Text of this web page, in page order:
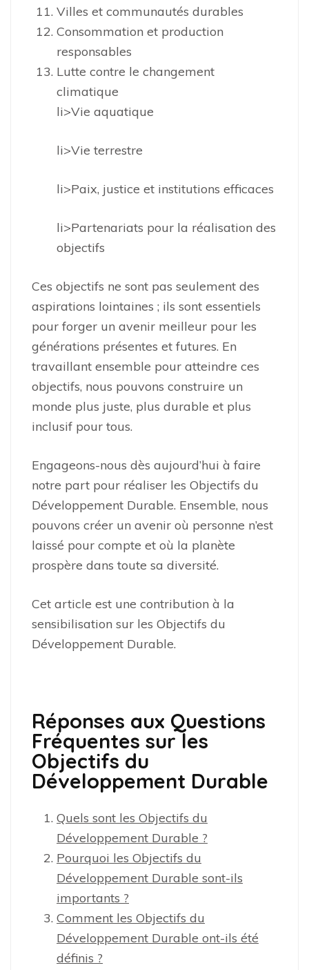
Villes et communautés durables
Consommation et production
responsables
Lutte contre le changement
climatique
li>Vie aquatique
li>Vie terrestre
li>Paix, justice et institutions efficaces
li>Partenariats pour la réalisation des
objectifs
Ces objectifs ne sont pas seulement des
aspirations lointaines ; ils sont essentiels
pour forger un avenir meilleur pour les
générations présentes et futures. En
travaillant ensemble pour atteindre ces
objectifs, nous pouvons construire un
monde plus juste, plus durable et plus
inclusif pour tous.
Engageons-nous dès aujourd’hui à faire
notre part pour réaliser les Objectifs du
Développement Durable. Ensemble, nous
pouvons créer un avenir où personne n’est
laissé pour compte et où la planète
prospère dans toute sa diversité.
Cet article est une contribution à la
sensibilisation sur les Objectifs du
Développement Durable.
Réponses aux Questions
Fréquentes sur les
Objectifs du
Développement Durable
Quels sont les Objectifs du
Développement Durable ?
Pourquoi les Objectifs du
Développement Durable sont-ils
importants ?
Comment les Objectifs du
Développement Durable ont-ils été
définis ?